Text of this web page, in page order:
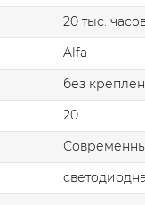
20 тыс.
Alfa
без
20